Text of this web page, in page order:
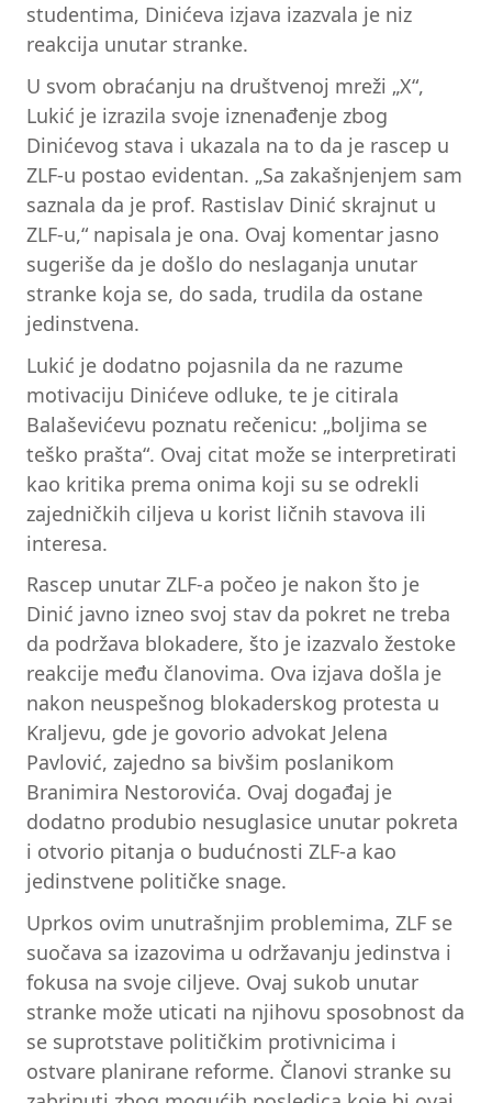
studentima, Dinićeva izjava izazvala je niz
reakcija unutar stranke.
U svom obraćanju na društvenoj mreži „X“,
Lukić je izrazila svoje iznenađenje zbog
Dinićevog stava i ukazala na to da je rascep u
ZLF-u postao evidentan. „Sa zakašnjenjem sam
saznala da je prof. Rastislav Dinić skrajnut u
ZLF-u,“ napisala je ona. Ovaj komentar jasno
sugeriše da je došlo do neslaganja unutar
stranke koja se, do sada, trudila da ostane
jedinstvena.
Lukić je dodatno pojasnila da ne razume
motivaciju Dinićeve odluke, te je citirala
Balaševićevu poznatu rečenicu: „boljima se
teško prašta“. Ovaj citat može se interpretirati
kao kritika prema onima koji su se odrekli
zajedničkih ciljeva u korist ličnih stavova ili
interesa.
Rascep unutar ZLF-a počeo je nakon što je
Dinić javno izneo svoj stav da pokret ne treba
da podržava blokadere, što je izazvalo žestoke
reakcije među članovima. Ova izjava došla je
nakon neuspešnog blokaderskog protesta u
Kraljevu, gde je govorio advokat Jelena
Pavlović, zajedno sa bivšim poslanikom
Branimira Nestorovića. Ovaj događaj je
dodatno produbio nesuglasice unutar pokreta
i otvorio pitanja o budućnosti ZLF-a kao
jedinstvene političke snage.
Uprkos ovim unutrašnjim problemima, ZLF se
suočava sa izazovima u održavanju jedinstva i
fokusa na svoje ciljeve. Ovaj sukob unutar
stranke može uticati na njihovu sposobnost da
se suprotstave političkim protivnicima i
ostvare planirane reforme. Članovi stranke su